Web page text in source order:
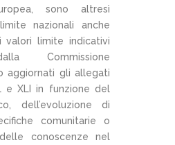
sono altresì
nazionali anche
limite indicativi
Commissione
aggiornati gli allegati
e XLI in funzione del
dell’evoluzione di
comunitarie o
conoscenze nel